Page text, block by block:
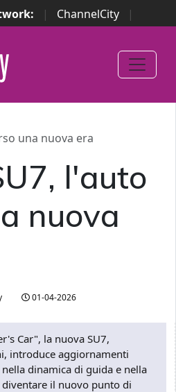
| ChannelCity
|
| Italian Channel
Awards
Italian Security
una nuova era
l'auto
nuova
01-04-2026
Car", la nuova SU7,
introduce aggiornamenti
dinamica di guida e nella
il nuovo punto di